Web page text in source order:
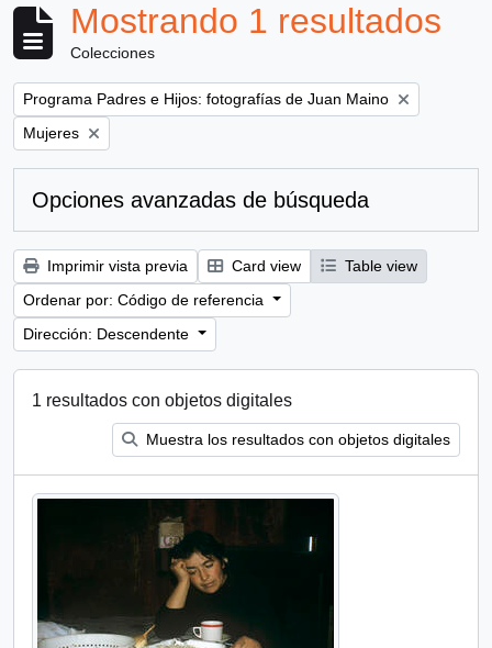
Mostrando 1 resultados
Colecciones
Remove filter:
Programa Padres e Hijos: fotografías de Juan Maino
Remove filter:
Mujeres
Opciones avanzadas de búsqueda
Imprimir vista previa Card view
Table view
Ordenar por: Código de referencia
Dirección: Descendente
1 resultados con objetos digitales
Muestra los resultados con objetos digitales